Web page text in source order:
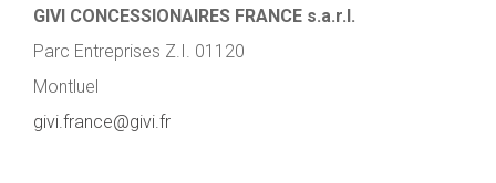
GIVI CONCESSIONAIRES FRANCE s.a.r.l.
Parc Entreprises Z.I. 01120
Montluel
givi.france@givi.fr